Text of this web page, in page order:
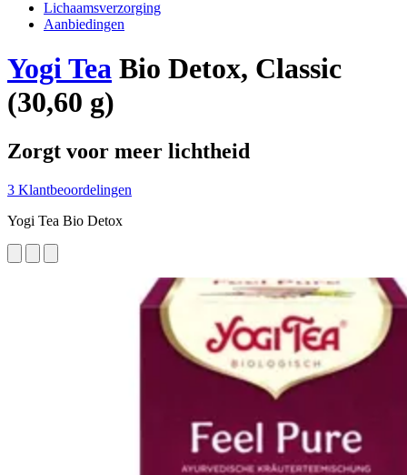
Lichaamsverzorging
Aanbiedingen
Yogi Tea Bio Detox, Classic
(30,60 g)
Zorgt voor meer lichtheid
3 Klantbeoordelingen
Yogi Tea Bio Detox